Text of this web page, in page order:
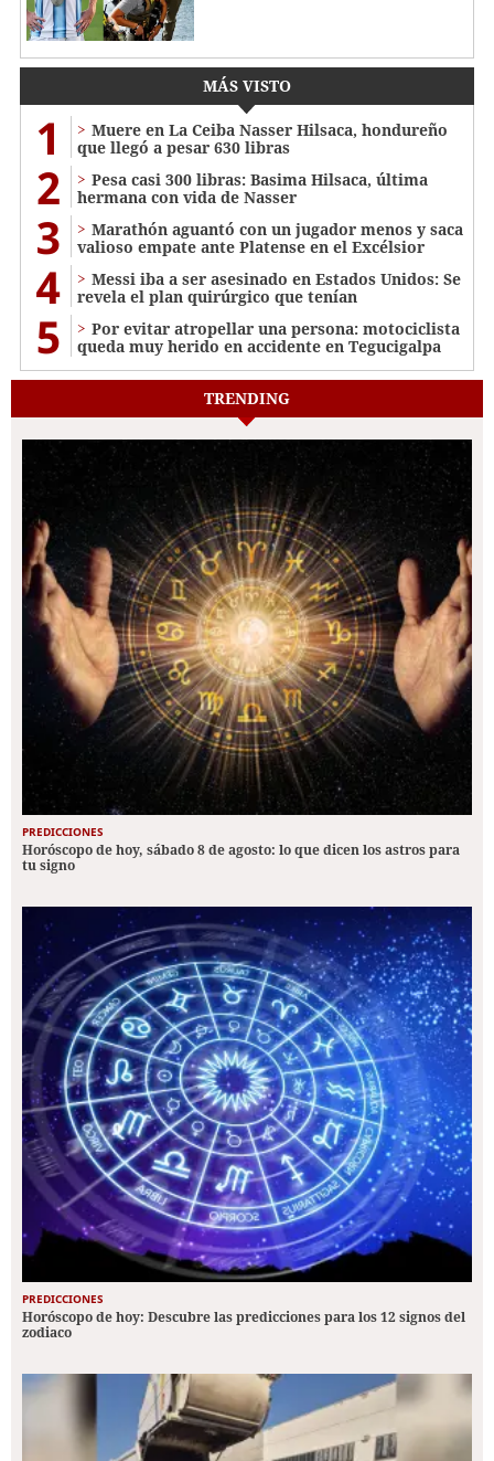
MÁS VISTO
1
Muere en La Ceiba Nasser Hilsaca, hondureño
que llegó a pesar 630 libras
2
Pesa casi 300 libras: Basima Hilsaca, última
hermana con vida de Nasser
3
Marathón aguantó con un jugador menos y saca
valioso empate ante Platense en el Excélsior
4
Messi iba a ser asesinado en Estados Unidos: Se
revela el plan quirúrgico que tenían
5
Por evitar atropellar una persona: motociclista
queda muy herido en accidente en Tegucigalpa
TRENDING
PREDICCIONES
Horóscopo de hoy, sábado 8 de agosto: lo que dicen los astros para
tu signo
PREDICCIONES
Horóscopo de hoy: Descubre las predicciones para los 12 signos del
zodiaco